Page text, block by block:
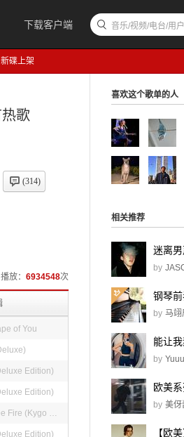
下载客户端 音乐/视频/电台/用户
新碟上架